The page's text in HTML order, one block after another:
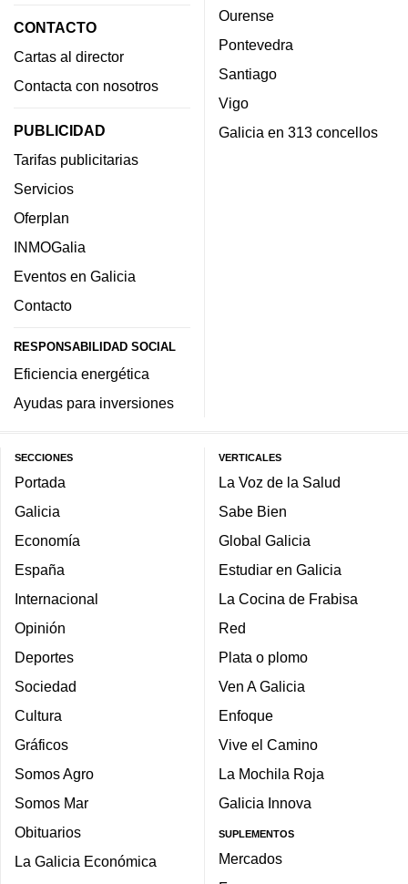
CONTACTO
Cartas al director
Contacta con nosotros
PUBLICIDAD
Tarifas publicitarias
Servicios
Oferplan
INMOGalia
Eventos en Galicia
Contacto
RESPONSABILIDAD SOCIAL
Eficiencia energética
Ayudas para inversiones
Ourense
Pontevedra
Santiago
Vigo
Galicia en 313 concellos
SECCIONES
Portada
Galicia
Economía
España
Internacional
Opinión
Deportes
Sociedad
Cultura
Gráficos
Somos Agro
Somos Mar
Obituarios
La Galicia Económica
VERTICALES
La Voz de la Salud
Sabe Bien
Global Galicia
Estudiar en Galicia
La Cocina de Frabisa
Red
Plata o plomo
Ven A Galicia
Enfoque
Vive el Camino
La Mochila Roja
Galicia Innova
SUPLEMENTOS
Mercados